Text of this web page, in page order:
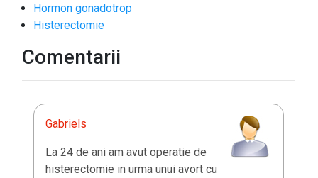
Hormon gonadotrop
Histerectomie
Comentarii
Gabriels
La 24 de ani am avut operatie de
histerectomie in urma unui avort cu